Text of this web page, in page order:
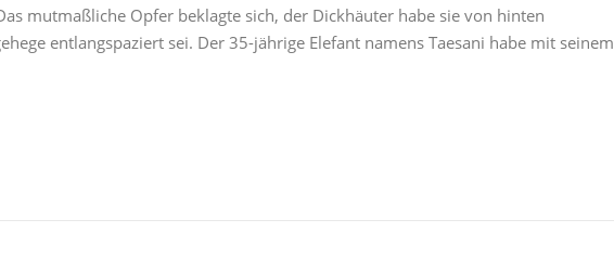
mutmaßliche Opfer beklagte sich, der Dickhäuter habe sie von hinten
entlangspaziert sei. Der 35-jährige Elefant namens Taesani habe mit seinem